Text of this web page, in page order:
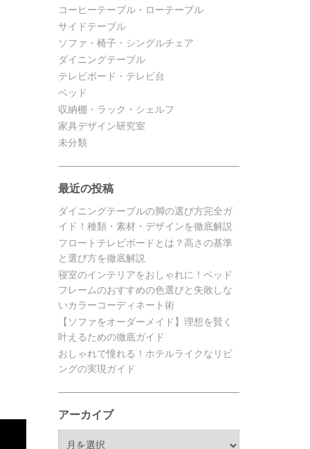
コーヒーテーブル・ローテーブル
サイドテーブル
ソファ・椅子・シングルチェア
ダイニングテーブル
テレビボード・テレビ台
ベッド
収納棚・ラック・シェルフ
家具デザイン研究室
未分類
最近の投稿
ダイニングテーブルの脚の選び方完全ガ
イド！種類・素材・デザインを徹底解説
フロートテレビボードとは？高さの基準
と選び方を徹底解説
寝室のインテリアをおしゃれに！ベッド
フレームのおすすめの色選びと失敗しな
いカラーコーディネート術
【ソファをオーダーメイド】理想を賢く
叶えるための徹底ガイド
おしゃれで憧れる！ホテルライクなリビ
ングの実現ガイド
アーカイブ